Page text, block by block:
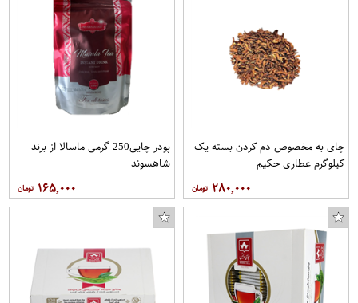
چای به مخصوص دم کردن بسته یک
کیلوگرم عطاری حکیم
۲۸۰,۰۰۰
پودر چایی250 گرمی ماسالا از برند
شاهسوند
۱۶۵,۰۰۰